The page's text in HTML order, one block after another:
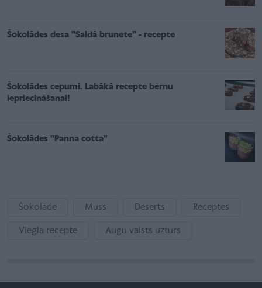
Šokolādes desa "Saldā brunete" - recepte
Šokolādes cepumi. Labākā recepte bērnu
iepriecināšanai!
Šokolādes "Panna cotta"
Šokolāde Muss Deserts Receptes
Viegla recepte Augu valsts uzturs